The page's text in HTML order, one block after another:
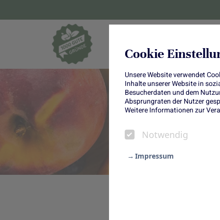
Cookie
Unsere Website verwendet
Inhalte unserer Website in
Besucherdaten und dem
Absprungraten der Nutzer
Weitere Informationen zur
Notwendig
Impressum